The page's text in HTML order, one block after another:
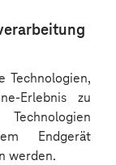
Technologien,
Erlebnis zu
Endgerät
werden.